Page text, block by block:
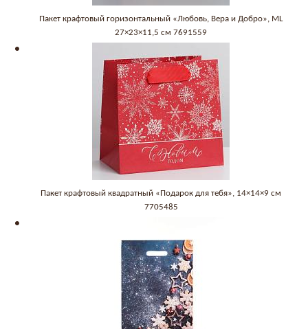
Пакет крафтовый горизонтальный «Любовь, Вера и Добро», ML
27×23×11,5 см 7691559
Пакет крафтовый квадратный «Подарок для тебя», 14×14×9 см
7705485